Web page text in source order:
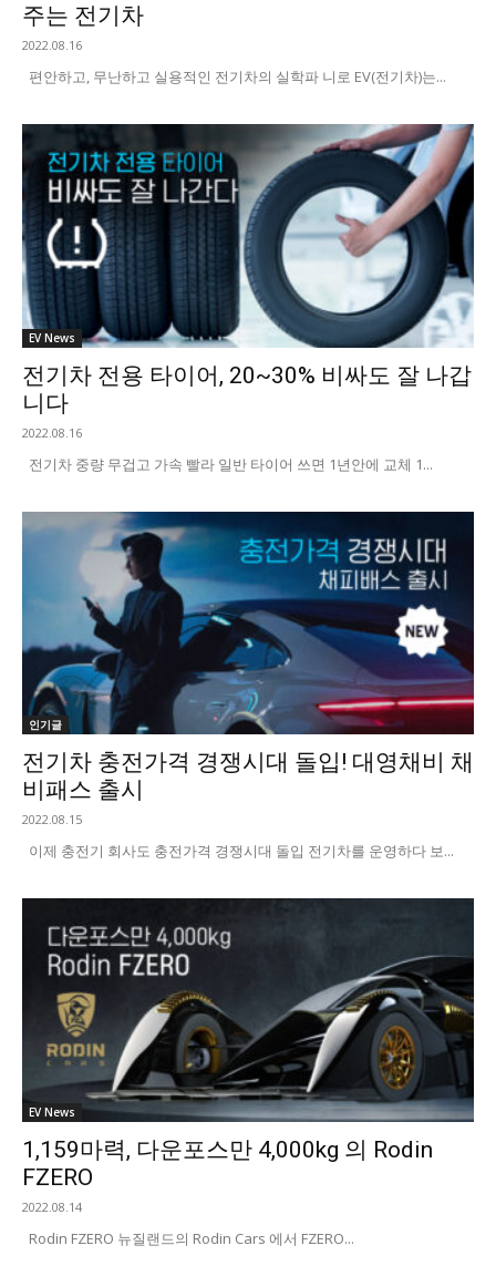
주는 전기차
2022.08.16
편안하고, 무난하고 실용적인 전기차의 실학파 니로 EV(전기차)는...
EV News
전기차 전용 타이어, 20~30% 비싸도 잘 나갑
니다
2022.08.16
전기차 중량 무겁고 가속 빨라 일반 타이어 쓰면 1년안에 교체 1...
인기글
전기차 충전가격 경쟁시대 돌입! 대영채비 채
비패스 출시
2022.08.15
이제 충전기 회사도 충전가격 경쟁시대 돌입 전기차를 운영하다 보...
EV News
1,159마력, 다운포스만 4,000kg 의 Rodin
FZERO
2022.08.14
Rodin FZERO 뉴질랜드의 Rodin Cars 에서 FZERO...